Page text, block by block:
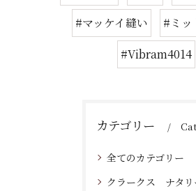
#マッケイ縫い
#ミッ
#Vibram4014
カテゴリー
全てのカテゴリー
クラークス ナタリ